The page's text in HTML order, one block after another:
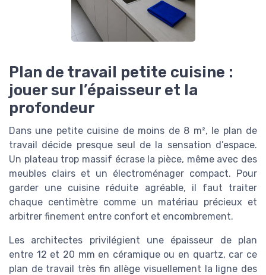
Plan de travail petite cuisine :
jouer sur l’épaisseur et la
profondeur
Dans une petite cuisine de moins de 8 m², le plan de
travail décide presque seul de la sensation d’espace.
Un plateau trop massif écrase la pièce, même avec des
meubles clairs et un électroménager compact. Pour
garder une cuisine réduite agréable, il faut traiter
chaque centimètre comme un matériau précieux et
arbitrer finement entre confort et encombrement.
Les architectes privilégient une épaisseur de plan
entre 12 et 20 mm en céramique ou en quartz, car ce
plan de travail très fin allège visuellement la ligne des